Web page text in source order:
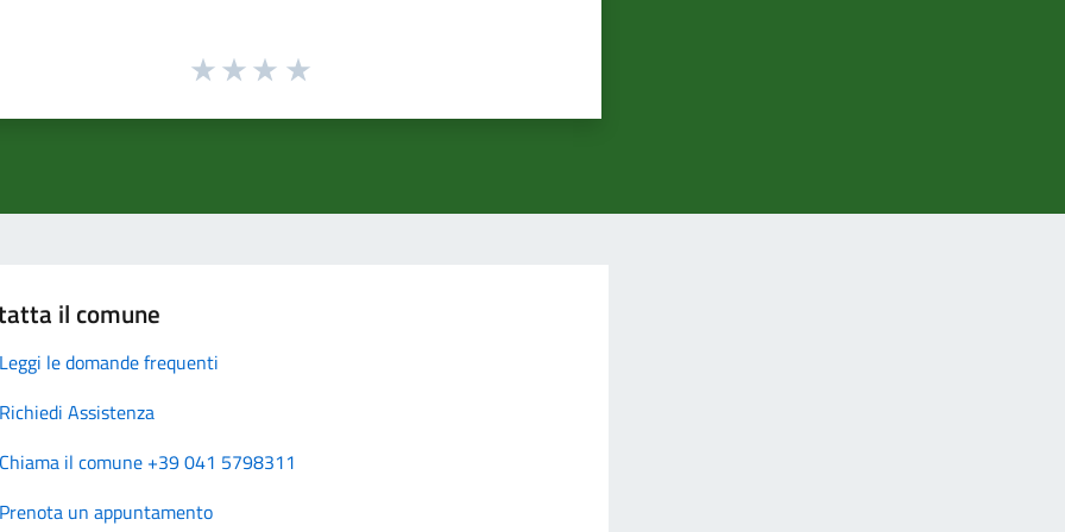
il comune
Leggi le domande frequenti
Richiedi Assistenza
Chiama il comune +39 041 5798311
Prenota un appuntamento